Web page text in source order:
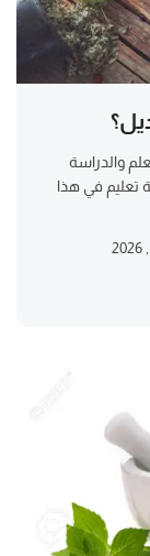
والدراسة
تعليم في هذا